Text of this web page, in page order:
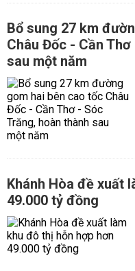
Bổ sung 27 km
Châu Đốc - Cần
sau một năm
Khánh Hòa đề xuất
49.000 tỷ đồng